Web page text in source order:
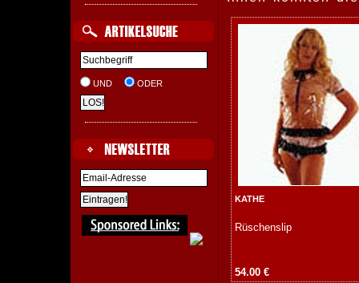
UND ODER
KATHE
Rüschenslip
54.00 €